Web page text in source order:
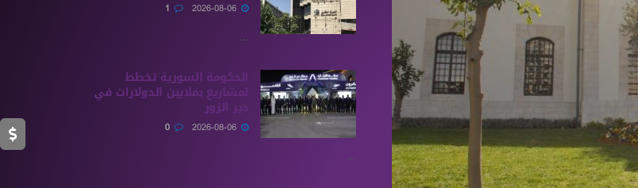
...
الحكومة السورية تخطط
لمشاريع بملايين الدولارات في
دير الزور
...